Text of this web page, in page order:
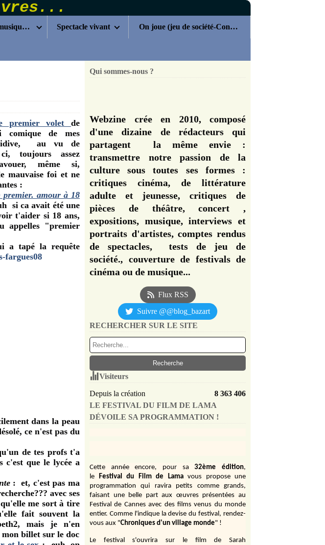
Festival (cinéma, musique...) Spectacle vivant On joue (jeu de société-Concours)
premier voletde
comique de mes
au vu de
toujours assez
même si,
mauvaise foi et ne
:
amour à 18
si ca avait été une
t'aider si 18 ans,
appelles "premier
a tapé la requête
dans la peau
ce n'est pas du
de tes profs t'a
c'est que le lycée a
: et, c'est pas ma
avec ses
me sort à tire
fait souvent la
mais je n'en
mon billet sur le doc
Qui sommes-nous ?
Webzine crée en 2010, composé
d'une dizaine de rédacteurs qui
partagent la même envie :
transmettre notre passion de la
culture sous toutes ses formes :
critiques cinéma, de littérature
adulte et jeunesse, critiques de
pièces de théâtre, concert ,
expositions, musique, interviews et
portraits d'artistes, comptes rendus
de spectacles, tests de jeu de
société., couverture de festivals de
cinéma ou de musique...
Flux RSS
Suivre @@blog_bazart
RECHERCHER SUR LE SITE
Visiteurs
Depuis la création
8 363 406
LE FESTIVAL DU FILM DE LAMA
DÉVOILE SA PROGRAMMATION !
Cette année encore, pour sa 32ème édition,
le Festival du Film de Lama vous propose une
programmation qui ravira petits comme grands,
faisant une belle part aux œuvres présentées au
Festival de Cannes avec des films venus du monde
entier. Comme l'indique la devise du festival, rendez-
vous aux "Chroniques d'un village monde" !
Le festival s'ouvrira sur le film de Sarah